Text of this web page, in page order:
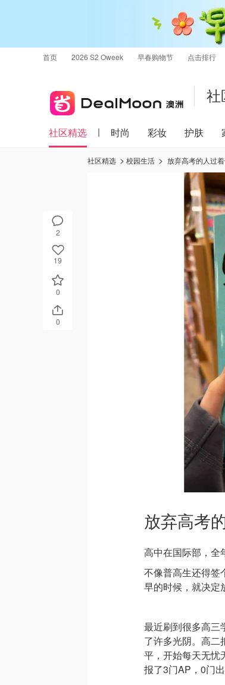
首页 2026 S2 Oweek 早春购物节 点击排行
社
社区精选 时尚 彩妆 护肤
2
19
0
0
社区精选 校园生活 放弃高考的人过
放弃高考
高中在国际部，全
不像普高生还得签
早的时候，就决定
最近刷到很多高三
了许多光阴。高二
平，开始每天无
报了3门AP，0门